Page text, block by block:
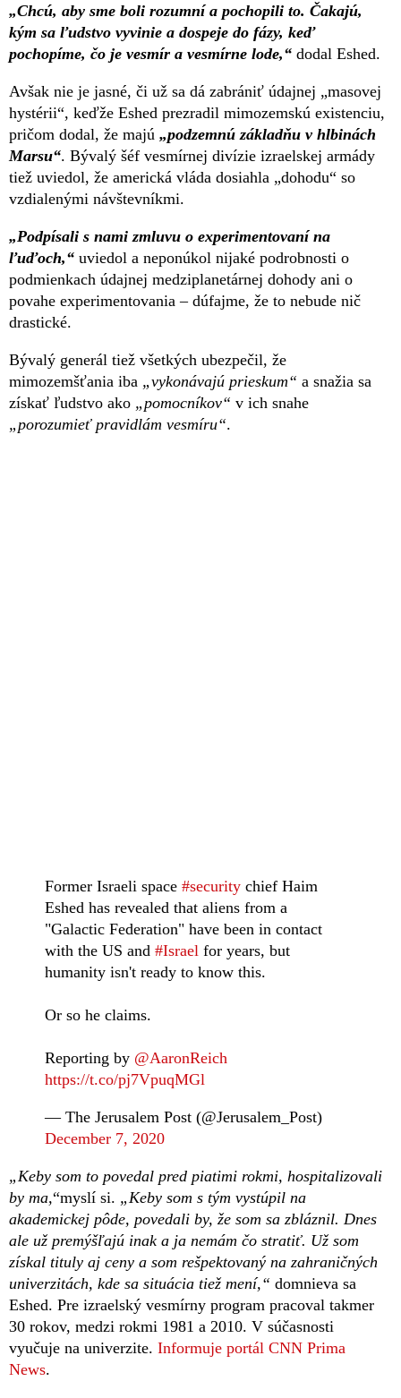
„Chcú, aby sme boli rozumní a pochopili to. Čakajú,
kým sa ľudstvo vyvinie a dospeje do fázy, keď
pochopíme, čo je vesmír a vesmírne lode,“ dodal Eshed.
Avšak nie je jasné, či už sa dá zabrániť údajnej „masovej
hystérii“, keďže Eshed prezradil mimozemskú existenciu,
pričom dodal, že majú „podzemnú základňu v hlbinách
Marsu“. Bývalý šéf vesmírnej divízie izraelskej armády
tiež uviedol, že americká vláda dosiahla „dohodu“ so
vzdialenými návštevníkmi.
„Podpísali s nami zmluvu o experimentovaní na
ľuďoch,“ uviedol a neponúkol nijaké podrobnosti o
podmienkach údajnej medziplanetárnej dohody ani o
povahe experimentovania – dúfajme, že to nebude nič
drastické.
Bývalý generál tiež všetkých ubezpečil, že
mimozemšťania iba „vykonávajú prieskum“ a snažia sa
získať ľudstvo ako „pomocníkov“ v ich snahe
„porozumieť pravidlám vesmíru“.
Former Israeli space #security chief Haim
Eshed has revealed that aliens from a
"Galactic Federation" have been in contact
with the US and #Israel for years, but
humanity isn't ready to know this.
Or so he claims.
Reporting by @AaronReich
https://t.co/pj7VpuqMGl
— The Jerusalem Post (@Jerusalem_Post)
December 7, 2020
„Keby som to povedal pred piatimi rokmi, hospitalizovali
by ma,“myslí si. „Keby som s tým vystúpil na
akademickej pôde, povedali by, že som sa zbláznil. Dnes
ale už premýšľajú inak a ja nemám čo stratiť. Už som
získal tituly aj ceny a som rešpektovaný na zahraničných
univerzitách, kde sa situácia tiež mení,“ domnieva sa
Eshed. Pre izraelský vesmírny program pracoval takmer
30 rokov, medzi rokmi 1981 a 2010. V súčasnosti
vyučuje na univerzite. Informuje portál CNN Prima
News.